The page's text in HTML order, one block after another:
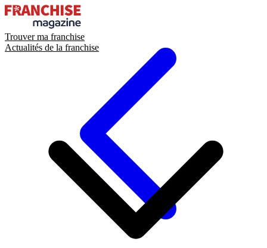
Trouver ma franchise
Actualités de la franchise